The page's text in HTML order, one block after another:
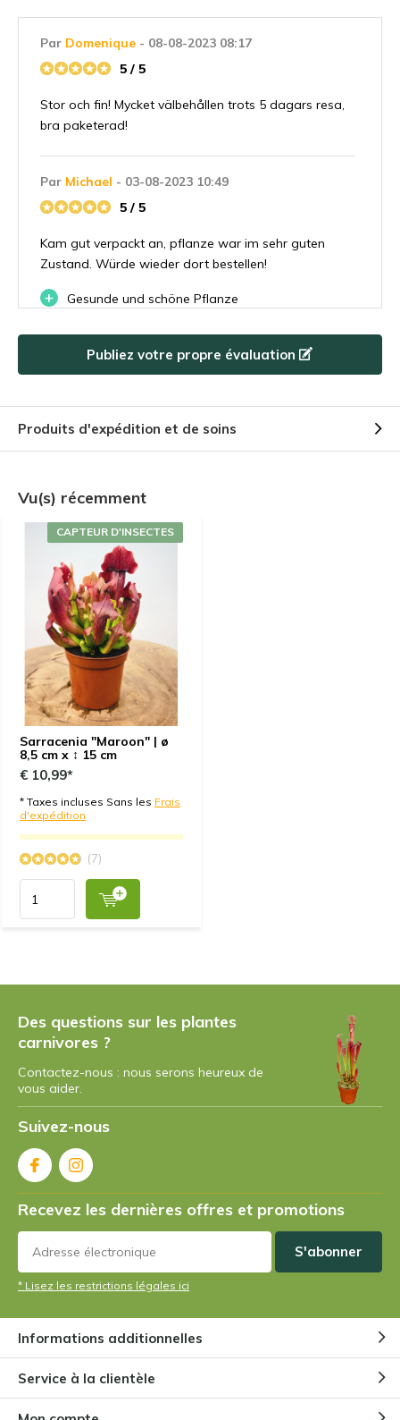
Par Domenique - 08-08-2023 08:17
5 / 5
Stor och fin! Mycket välbehållen trots 5 dagars resa,
bra paketerad!
Par Michael - 03-08-2023 10:49
5 / 5
Kam gut verpackt an, pflanze war im sehr guten
Zustand. Würde wieder dort bestellen!
+ Gesunde und schöne Pflanze
Guillaume- 11-06-2023 18:07
Livraison et emballage impeccable.
ParJulian- 02-08-2022 14:08
5 / 5
Beautiful plant, was well packaged.
ParSandra- 08-06-2022 14:01
5 / 5
Beautiful plant! Looks much healthier than at a
regular store.
ParNore- 08-06-2022 11:49
5 / 5
Ich habe diese Pflanze wegen ihrer schönen Farben
und ihrer beeindruckenden Form gekauft, und ich bin
nicht enttäuscht. Was für eine schöne Sache! Für
einen Laien ist die Pflege der Pflanzen nicht allzu
schwierig. Ich war schockiert, wie viel Wasser die
Pflanze trinkt, aber das Schälchen wird jedes Mal mit
Freude nachgefüllt.
Maroon, fängt Fliegen sehr gut
Publiez votre propre évaluation
Produits d'expédition et de soins
Vu(s) récemment
Sarracenia "Maroon" | ø
8,5 cm x ↕ 15 cm
CAPTEUR D'INSECTES
€ 10,99*
* Taxes incluses Sans les Frais
d'expédition
(7)
Des questions sur les plantes
carnivores ?
Contactez-nous : nous serons heureux de
vous aider.
Suivez-nous
Recevez les dernières offres et promotions
S'abonner
* Lisez les restrictions légales ici
Informations additionnelles
Service à la clientèle